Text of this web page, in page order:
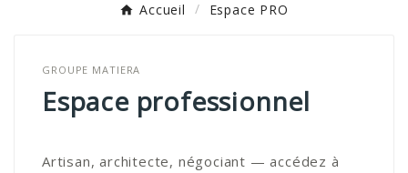
Accueil Espace PRO
GROUPE MATIERA
Espace professionnel
Artisan, architecte, négociant — accédez à